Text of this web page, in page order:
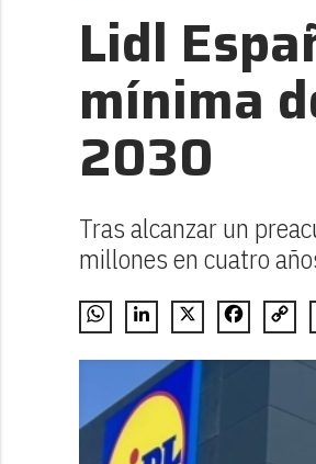
Lidl
mínima
2030
Tras alcanzar un
millones en cuatro
WhatsAppLinkedIn
X FacebookCopy